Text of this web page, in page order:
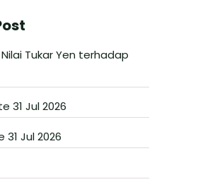
Tukar Yen terhadap
31 Jul 2026
31 Jul 2026